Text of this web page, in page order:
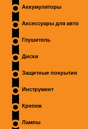
Аккумуляторы
Аксессуары для авто
Глушитель
Диски
Защитные покрытия
Инструмент
Крепеж
Лампы